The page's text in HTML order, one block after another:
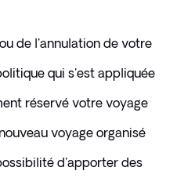
de l'annulation de votre
qui s'est appliquée
réservé votre voyage
voyage organisé
d'apporter des